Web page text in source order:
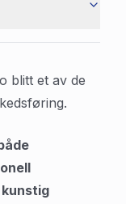
blitt et av de